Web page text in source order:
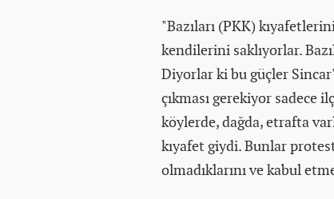
"Bazıları (PKK)
kendilerini saklıyorlar.
Diyorlar ki bu güçler
çıkması gerekiyor sadece
köylerde, dağda, etrafta
kıyafet giydi. Bunlar
olmadıklarını ve kabul